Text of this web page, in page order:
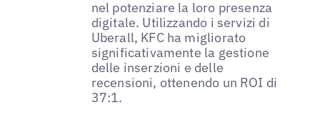
nel potenziare la loro presenza
digitale. Utilizzando i servizi di
Uberall, KFC ha migliorato
significativamente la gestione
delle inserzioni e delle
recensioni, ottenendo un ROI di
37:1.